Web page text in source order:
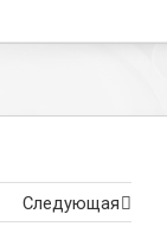
Следующая